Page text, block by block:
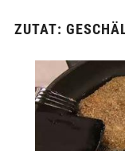
ZUTAT: